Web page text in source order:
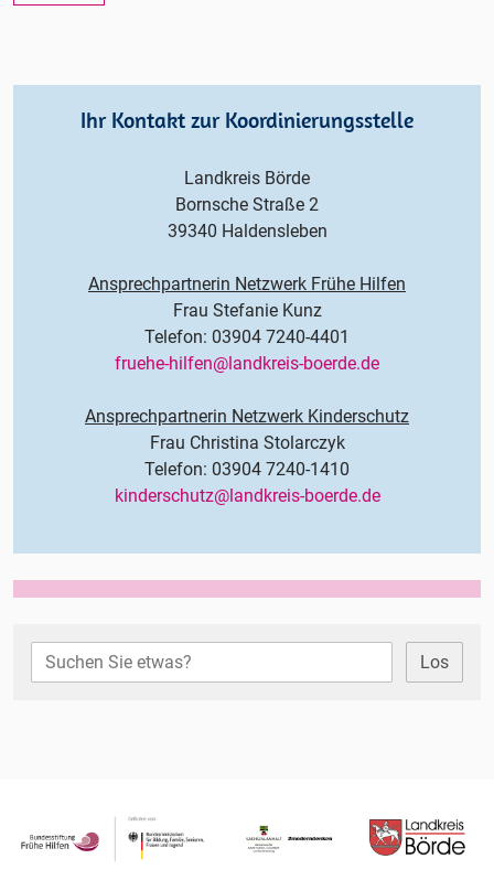
Ihr Kontakt zur Koordinierungsstelle
Landkreis Börde
Bornsche Straße 2
39340 Haldensleben
Ansprechpartnerin Netzwerk Frühe Hilfen
Frau Stefanie Kunz
Telefon: 03904 7240-4401
fruehe-hilfen@landkreis-boerde.de
Ansprechpartnerin Netzwerk Kinderschutz
Frau Christina Stolarczyk
Telefon: 03904 7240-1410
kinderschutz@landkreis-boerde.de
Los